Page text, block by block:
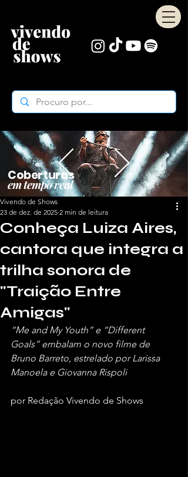
Coberturas
em tempo real
Conheça Luiza Aires,
cantora que integra a
trilha sonora de
"Traição Entre
Amigas"
Vivendo de Shows
23 de dez. de 2025 2 min de leitura
“Me and My Youth” e “Different
Goals” embalam o novo filme de
Bruno Barreto, estrelado por Larissa
Manoela e Giovanna Rispoli
por Redação Vivendo de Shows